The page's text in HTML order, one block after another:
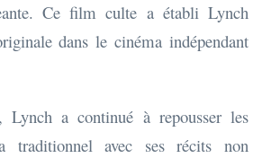
Ce film culte a établi Lynch
dans le cinéma indépendant
Lynch a continué à repousser les
traditionnel avec ses récits non